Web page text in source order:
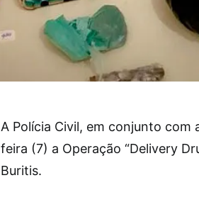
A Polícia Civil, em conjunto
feira (7) a Operação “Delivery
Buritis.